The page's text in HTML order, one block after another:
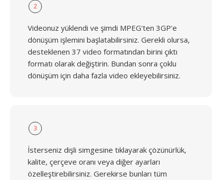
2
Videonuz yüklendi ve şimdi MPEG'ten 3GP'e
dönüşüm işlemini başlatabilirsiniz. Gerekli olursa,
desteklenen 37 video formatından birini çıktı
formatı olarak değiştirin. Bundan sonra çoklu
dönüşüm için daha fazla video ekleyebilirsiniz.
3
İsterseniz dişli simgesine tıklayarak çözünürlük,
kalite, çerçeve oranı veya diğer ayarları
özelleştirebilirsiniz. Gerekirse bunları tüm